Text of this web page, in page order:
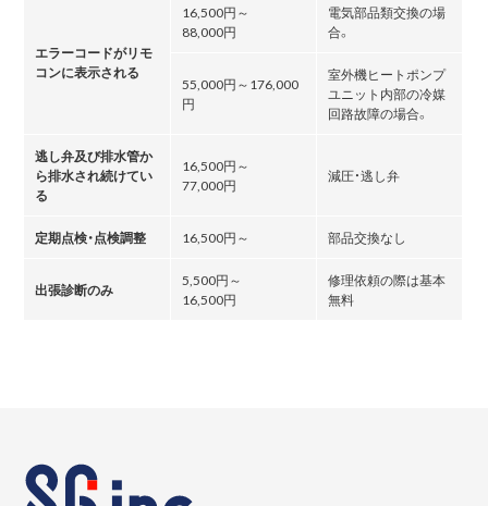
エラーコードがリモ
コンに表示される
16,500円～
88,000円
電気部品類交換の場
合。
55,000円～176,000
円
室外機ヒートポンプ
ユニット内部の冷媒
回路故障の場合。
逃し弁及び排水管か
ら排水され続けてい
る
16,500円～
77,000円
減圧・逃し弁
定期点検・点検調整 16,500円～ 部品交換なし
出張診断のみ
5,500円～
16,500円
修理依頼の際は基本
無料